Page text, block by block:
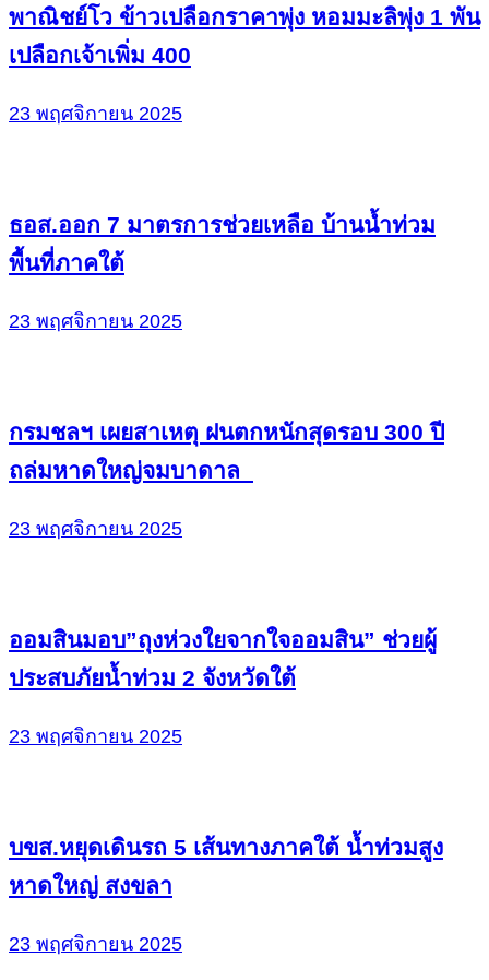
พาณิชย์โว ข้าวเปลือกราคาพุ่ง หอมมะลิพุ่ง 1 พัน
เปลือกเจ้าเพิ่ม 400
23 พฤศจิกายน 2025
ธอส.ออก 7 มาตรการช่วยเหลือ บ้านน้ำท่วม
พื้นที่ภาคใต้
23 พฤศจิกายน 2025
กรมชลฯ เผยสาเหตุ ฝนตกหนักสุดรอบ 300 ปี
ถล่มหาดใหญ่จมบาดาล
23 พฤศจิกายน 2025
ออมสินมอบ”ถุงห่วงใยจากใจออมสิน” ช่วยผู้
ประสบภัยน้ำท่วม 2 จังหวัดใต้
23 พฤศจิกายน 2025
บขส.หยุดเดินรถ 5 เส้นทางภาคใต้ น้ำท่วมสูง
หาดใหญ่ สงขลา
23 พฤศจิกายน 2025